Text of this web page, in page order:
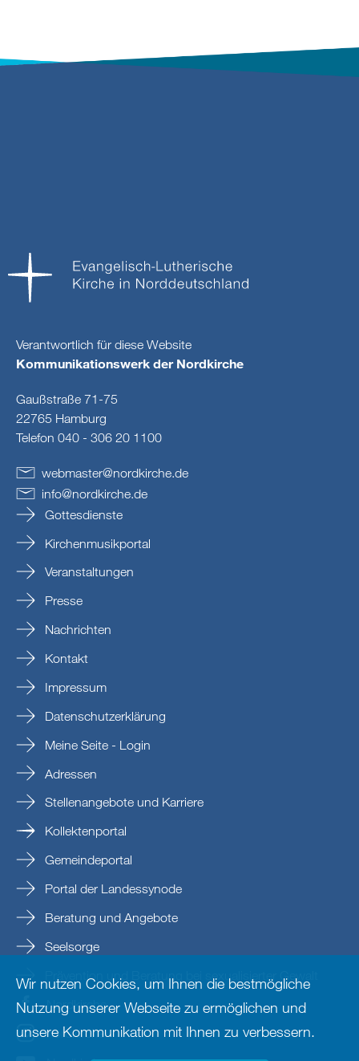
Verantwortlich für diese Website
Kommunikationswerk der Nordkirche
Gaußstraße 71-75
22765 Hamburg
Telefon 040 - 306 20 1100
webmaster@nordkirche.de
info@nordkirche.de
Gottesdienste
Kirchenmusikportal
Veranstaltungen
Presse
Nachrichten
Kontakt
Impressum
Datenschutzerklärung
Meine Seite - Login
Adressen
Stellenangebote und Karriere
Kollektenportal
Gemeindeportal
Portal der Landessynode
Beratung und Angebote
Seelsorge
Prävention und Beratung bei sexualisierter Gewalt
Nordkirche
nordkirche
Wir nutzen Cookies, um Ihnen die bestmögliche
Nutzung unserer Webseite zu ermöglichen und
unsere Kommunikation mit Ihnen zu verbessern.